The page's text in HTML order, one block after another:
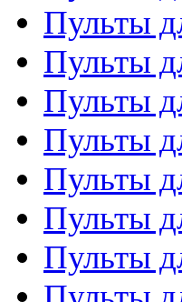
Пульты
Пульты
Пульты
Пульты
Пульты
Пульты
Пульты